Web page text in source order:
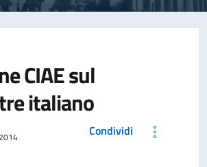
CIAE sul
italiano
Condividi